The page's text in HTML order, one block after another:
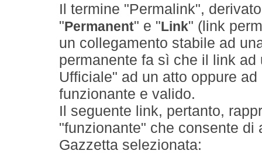
Il termine "Permalink",
" Permanent" e " Link" (link
un collegamento stabile ad
permanente fa sì che il link
Ufficiale" ad un atto oppure
funzionante e valido.
Il seguente link, pertanto,
"funzionante" che consente
Gazzetta selezionata: